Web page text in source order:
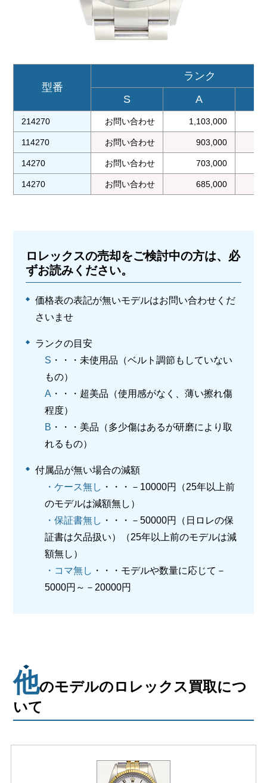
型番
ランク
S
A
214270 お問い合わせ 1,103,000
114270 お問い合わせ 903,000
14270 お問い合わせ 703,000
14270 お問い合わせ 685,000
ロレックスの売却をご検討中の方は、必
ずお読みください。
価格表の表記が無いモデルはお問い合わせくだ
さいませ
ランクの目安
S ・・・未使用品（ベルト調節もしていない
もの）
A ・・・超美品（使用感がなく、薄い擦れ傷
程度）
B ・・・美品（多少傷はあるが研磨により取
れるもの）
付属品が無い場合の減額
・ケース無し ・・・－10000円（25年以上前
のモデルは減額無し）
・保証書無し ・・・－50000円（日ロレの保
証書は欠品扱い）（25年以上前のモデルは減
額無し）
・コマ無し ・・・モデルや数量に応じて－
5000円～－20000円
他のモデルのロレックス買取につ
いて